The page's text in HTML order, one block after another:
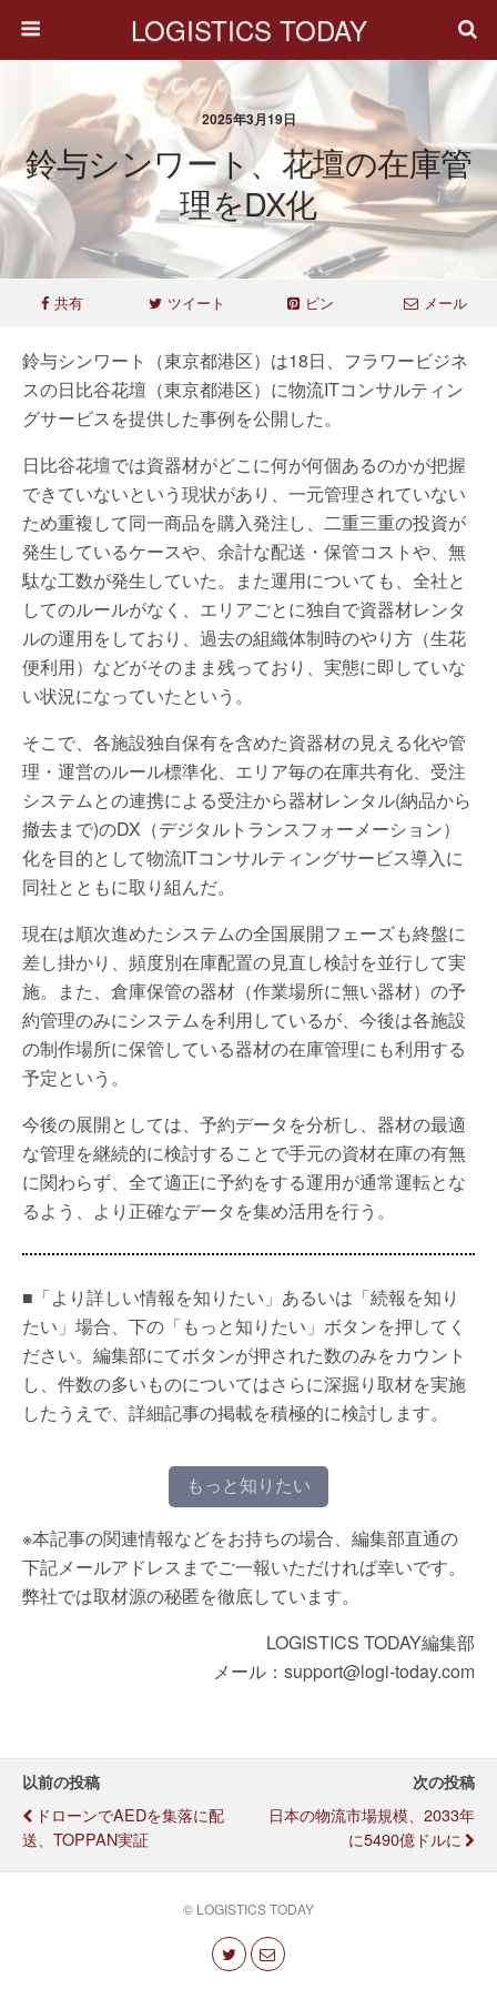
LOGISTICS TODAY
2025年3月19日
鈴与シンワート、花壇の在庫管
理をDX化
共有 ツイート ピン メール
鈴与シンワート（東京都港区）は18日、フラワービジネ
スの日比谷花壇（東京都港区）に物流ITコンサルティン
グサービスを提供した事例を公開した。
日比谷花壇では資器材がどこに何が何個あるのかが把握
できていないという現状があり、一元管理されていない
ため重複して同一商品を購入発注し、二重三重の投資が
発生しているケースや、余計な配送・保管コストや、無
駄な工数が発生していた。また運用についても、全社と
してのルールがなく、エリアごとに独自で資器材レンタ
ルの運用をしており、過去の組織体制時のやり方（生花
便利用）などがそのまま残っており、実態に即していな
い状況になっていたという。
そこで、各施設独自保有を含めた資器材の見える化や管
理・運営のルール標準化、エリア毎の在庫共有化、受注
システムとの連携による受注から器材レンタル(納品から
撤去まで)のDX（デジタルトランスフォーメーション）
化を目的として物流ITコンサルティングサービス導入に
同社とともに取り組んだ。
現在は順次進めたシステムの全国展開フェーズも終盤に
差し掛かり、頻度別在庫配置の見直し検討を並行して実
施。また、倉庫保管の器材（作業場所に無い器材）の予
約管理のみにシステムを利用しているが、今後は各施設
の制作場所に保管している器材の在庫管理にも利用する
予定という。
今後の展開としては、予約データを分析し、器材の最適
な管理を継続的に検討することで手元の資材在庫の有無
に関わらず、全て適正に予約をする運用が通常運転とな
るよう、より正確なデータを集め活用を行う。
■「より詳しい情報を知りたい」あるいは「続報を知り
たい」場合、下の「もっと知りたい」ボタンを押してく
ださい。編集部にてボタンが押された数のみをカウント
し、件数の多いものについてはさらに深掘り取材を実施
したうえで、詳細記事の掲載を積極的に検討します。
もっと知りたい
※本記事の関連情報などをお持ちの場合、編集部直通の
下記メールアドレスまでご一報いただければ幸いです。
弊社では取材源の秘匿を徹底しています。
LOGISTICS TODAY編集部
メール：support@logi-today.com
以前の投稿
ドローンでAEDを集落に配
送、TOPPAN実証
次の投稿
日本の物流市場規模、2033年
に5490億ドルに
© LOGISTICS TODAY